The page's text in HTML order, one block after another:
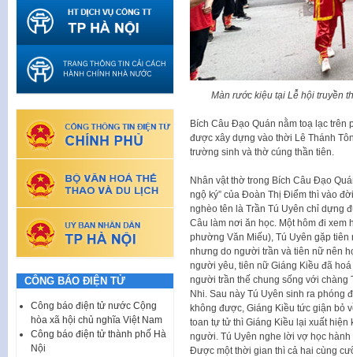
Màn rước kiệu tại Lễ hội truyền
Bích Câu Đạo Quán nằm toạ lạc
được xây dựng vào thời Lê Thánh
trường sinh và thờ cúng thần tiên.
Nhân vật thờ trong Bích Câu Đạo
ngộ ký” của Đoàn Thị Điểm thì vào
nghèo tên là Trần Tú Uyên chỉ dựng
Câu làm nơi ăn học. Một hôm đi xem
phường Văn Miếu), Tú Uyên gặp
nhưng do người trần và tiên nữ nên
người yêu, tiên nữ Giáng Kiều đã
người trần thế chung sống với chàng
Nhi. Sau này Tú Uyên sinh ra phóng
không được, Giáng Kiều tức giận bỏ
toan tự tử thì Giáng Kiều lại xuất
người. Tú Uyên nghe lời vợ học
Được một thời gian thì cả hai cùng
CÔNG BÁO ĐIỆN TỬ
Công báo điện tử nước Cộng
hòa xã hội chủ nghĩa Việt Nam
Công báo điện tử thành phố Hà
Nội